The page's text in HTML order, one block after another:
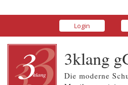
Login
3klang
Die moderne